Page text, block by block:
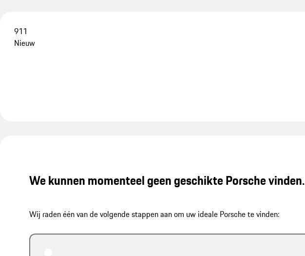
911
Nieuw
We kunnen momenteel geen geschikte Porsche vinden.
Wij raden één van de volgende stappen aan om uw ideale Porsche te vinden: